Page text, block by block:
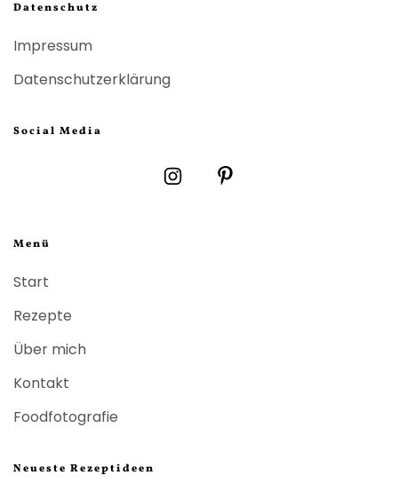
Datenschutz
Impressum
Datenschutzerklärung
Social Media
Menü
Start
Rezepte
Über mich
Kontakt
Foodfotografie
Neueste Rezeptideen